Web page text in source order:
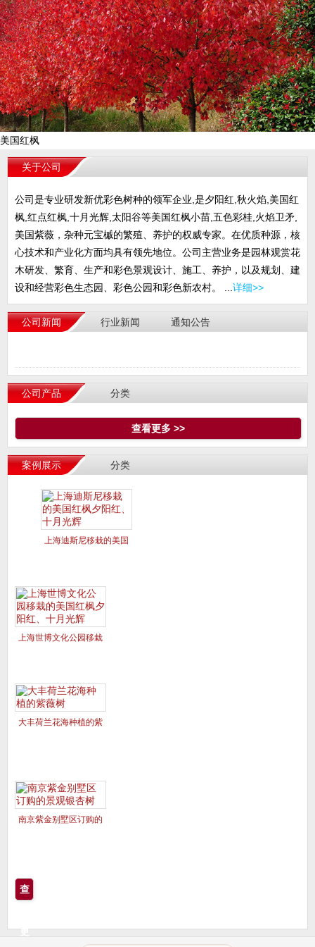
美国红枫
关于公司
公司是专业研发新优彩色树种的领军企业,是夕阳红,秋火焰,美国红
枫,红点红枫,十月光辉,太阳谷等美国红枫小苗,五色彩桂,火焰卫矛,
美国紫薇，杂种元宝槭的繁殖、养护的权威专家。在优质种源，核
心技术和产业化方面均具有领先地位。公司主营业务是园林观赏花
木研发、繁育、生产和彩色景观设计、施工、养护，以及规划、建
设和经营彩色生态园、彩色公园和彩色新农村。 ...详细>>
公司新闻 行业新闻 通知公告
公司产品 分类
查看更多 >>
案例展示 分类
上海迪斯尼移栽的美国
上海世博文化公园移栽
大丰荷兰花海种植的紫
南京紫金别墅区订购的
查
更